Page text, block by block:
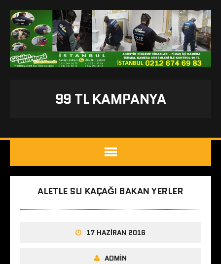
99 TL KAMPANYA
ALETLE SU KAÇAĞI BAKAN YERLER
17 HAZIRAN 2016
ADMIN